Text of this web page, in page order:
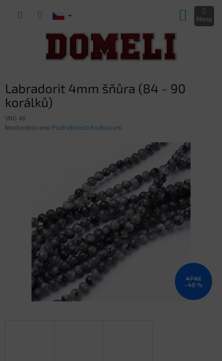
KOŠÍK
Labradorit 4mm šňůra (84 - 90
korálků)
VNG 46
Průměrné
Neohodnoceno Podrobnosti hodnocení
47 Kč
–40 %